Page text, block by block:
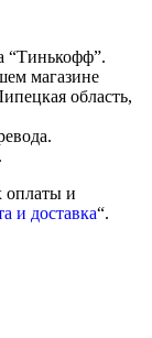
“Тинькофф”.
магазине
область,
оплаты и
и доставка“.